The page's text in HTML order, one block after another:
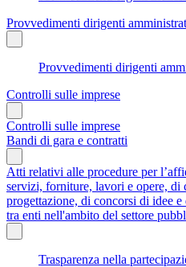
Provvedimenti dirigenti
Provvedimenti dirigenti
Controlli sulle imprese
Controlli sulle imprese
Bandi di gara e contratti
Atti relativi alle procedure per
servizi, forniture, lavori e opere, di
progettazione, di concorsi di idee
tra enti nell'ambito del settore
Trasparenza nella